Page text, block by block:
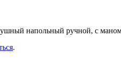
напольный ручной, с
.